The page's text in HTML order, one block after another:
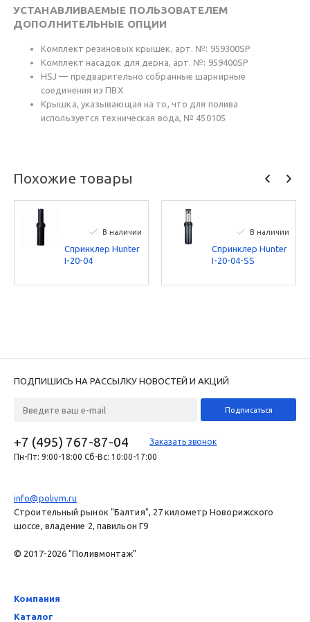
УСТАНАВЛИВАЕМЫЕ ПОЛЬЗОВАТЕЛЕМ
ДОПОЛНИТЕЛЬНЫЕ ОПЦИИ
Комплект резиновых крышек, арт. №: 959300SP
Комплект насадок для дерна, арт. №: 959400SP
HSJ — предварительно собранные шарнирные
соединения из ПВХ
Крышка, указывающая на то, что для полива
используется техническая вода, № 450105
Похожие товары
В наличии
Спринклер Hunter
I-20-04
В наличии
Спринклер Hunter
I-20-04-SS
ПОДПИШИСЬ НА РАССЫЛКУ НОВОСТЕЙ И АКЦИЙ
+7 (495) 767-87-04
Заказать звонок
Пн-Пт: 9:00-18:00 Сб-Вс: 10:00-17:00
info@polivm.ru
Строительный рынок "Балтия", 27 километр Новорижского
шоссе, владение 2, павильон Г9
© 2017-2026 "Поливмонтаж"
Компания
Каталог